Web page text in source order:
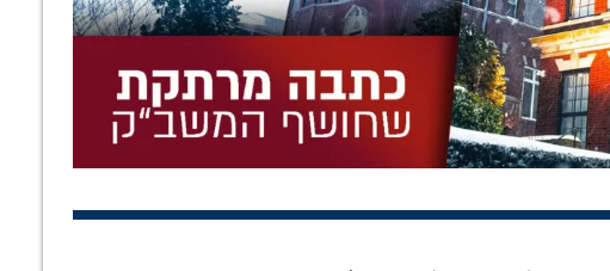
'מי שאין לו חוש
דמות ה'עובד' של
אלפים נהנים